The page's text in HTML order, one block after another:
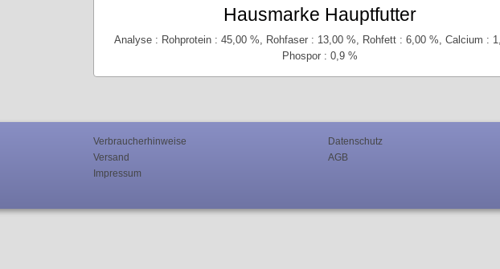
Hausmarke Hauptfutter
Analyse : Rohprotein : 45,00 %, Rohfaser : 13,00 %, Rohfett : 6,00 %, Calcium :
Phospor : 0,9 %
Verbraucherhinweise
Versand
Impressum
Datenschutz
AGB